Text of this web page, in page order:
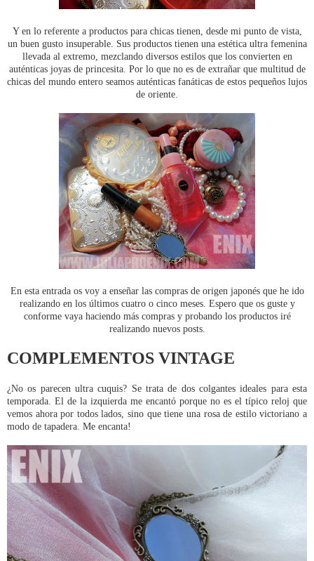
Y en lo referente a productos para chicas tienen, desde mi punto de vista,
un buen gusto insuperable. Sus productos tienen una estética ultra femenina
llevada al extremo, mezclando diversos estilos que los convierten en
auténticas joyas de princesita. Por lo que no es de extrañar que multitud de
chicas del mundo entero seamos auténticas fanáticas de estos pequeños lujos
de oriente.
En esta entrada os voy a enseñar las compras de origen japonés que he ido
realizando en los últimos cuatro o cinco meses. Espero que os guste y
conforme vaya haciendo más compras y probando los productos iré
realizando nuevos posts.
COMPLEMENTOS VINTAGE
¿No os parecen ultra cuquis? Se trata de dos colgantes ideales para esta
temporada. El de la izquierda me encantó porque no es el típico reloj que
vemos ahora por todos lados, sino que tiene una rosa de estilo victoriano a
modo de tapadera. Me encanta!